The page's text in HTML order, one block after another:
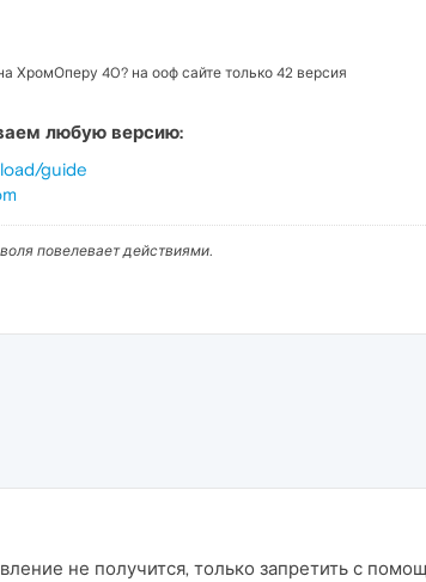
ХромОперу 40? на ооф сайте только 42 версия
любую версию:
guide
повелевает действиями.
не получится, только запретить с